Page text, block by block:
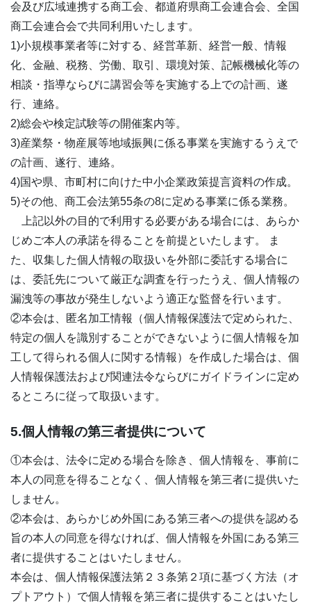
会及び広域連携する商工会、都道府県商工会連合会、全国
商工会連合会で共同利用いたします。
1)小規模事業者等に対する、経営革新、経営一般、情報
化、金融、税務、労働、取引、環境対策、記帳機械化等の
相談・指導ならびに講習会等を実施する上での計画、遂
行、連絡。
2)総会や検定試験等の開催案内等。
3)産業祭・物産展等地域振興に係る事業を実施するうえで
の計画、遂行、連絡。
4)国や県、市町村に向けた中小企業政策提言資料の作成。
5)その他、商工会法第55条の8に定める事業に係る業務。
上記以外の目的で利用する必要がある場合には、あらか
じめご本人の承諾を得ることを前提といたします。 ま
た、収集した個人情報の取扱いを外部に委託する場合に
は、委託先について厳正な調査を行ったうえ、個人情報の
漏洩等の事故が発生しないよう適正な監督を行います。
②本会は、匿名加工情報（個人情報保護法で定められた、
特定の個人を識別することができないように個人情報を加
工して得られる個人に関する情報）を作成した場合は、個
人情報保護法および関連法令ならびにガイドラインに定め
るところに従って取扱います。
5.個人情報の第三者提供について
①本会は、法令に定める場合を除き、個人情報を、事前に
本人の同意を得ることなく、個人情報を第三者に提供いた
しません。
②本会は、あらかじめ外国にある第三者への提供を認める
旨の本人の同意を得なければ、個人情報を外国にある第三
者に提供することはいたしません。
本会は、個人情報保護法第２３条第２項に基づく方法（オ
プトアウト）で個人情報を第三者に提供することはいたし